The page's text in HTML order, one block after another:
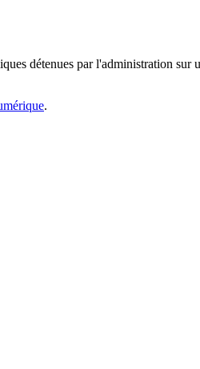
détenues par l'administration
.